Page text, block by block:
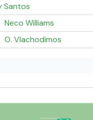
Santos
Neco Williams
O. Vlachodimos